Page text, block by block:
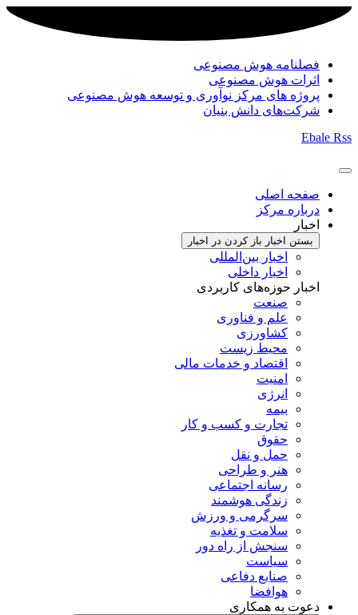
فصلنامه هوش مصنوعی
اثرات هوش مصنوعی
پروژه های مرکز نوآوری و توسعه هوش مصنوعی
شرکت‌های دانش بنیان
Ebale Rss
صفحه اصلی
درباره مرکز
اخبار
بستن اخبار باز کردن در اخبار
اخبار بین‌المللی
اخبار داخلی
اخبار حوزه‌های کاربردی
صنعت
علم و فناوری
کشاورزی
محیط زیست
اقتصاد و خدمات مالی
امنیت
انرژی
بیمه
تجارت و کسب و کار
حقوق
حمل و نقل
هنر و طراحی
رسانه اجتماعی
زندگی هوشمند
سرگرمی و ورزش
سلامت و تغذیه
سنجش از راه دور
سیاست
صنایع دفاعی
هوافضا
دعوت به همکاری